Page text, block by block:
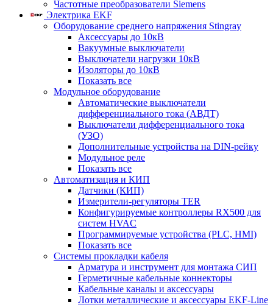
Частотные преобразователи Siemens
Электрика EKF
Оборудование среднего напряжения Stingray
Аксессуары до 10кВ
Вакуумные выключатели
Выключатели нагрузки 10кВ
Изоляторы до 10кВ
Показать все
Модульное оборудование
Автоматические выключатели
дифференциального тока (АВДТ)
Выключатели дифференциального тока
(УЗО)
Дополнительные устройства на DIN-рейку
Модульное реле
Показать все
Автоматизация и КИП
Датчики (КИП)
Измерители-регуляторы TER
Конфигурируемые контроллеры RX500 для
систем HVAC
Программируемые устройства (PLC, HMI)
Показать все
Системы прокладки кабеля
Арматура и инструмент для монтажа СИП
Герметичные кабельные коннекторы
Кабельные каналы и аксессуары
Лотки металлические и аксессуары EKF-Line